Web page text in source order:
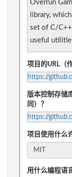
Overrun
library,
set of C/
useful
项目的URL（
https://
版本控制存储
同）？
https://
项目使用什么
用什么编程语